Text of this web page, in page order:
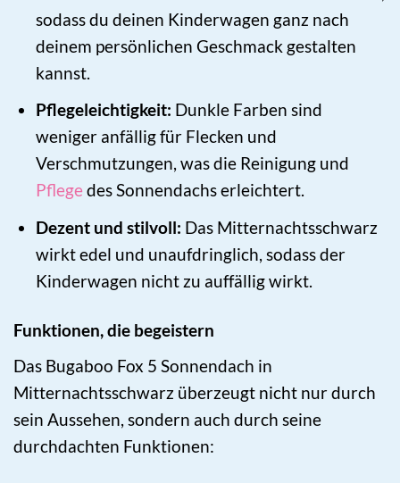
sodass du deinen Kinderwagen ganz nach
deinem persönlichen Geschmack gestalten
kannst.
Pflegeleichtigkeit: Dunkle Farben sind
weniger anfällig für Flecken und
Verschmutzungen, was die Reinigung und
Pflege des Sonnendachs erleichtert.
Dezent und stilvoll: Das Mitternachtsschwarz
wirkt edel und unaufdringlich, sodass der
Kinderwagen nicht zu auffällig wirkt.
Funktionen, die begeistern
Das Bugaboo Fox 5 Sonnendach in
Mitternachtsschwarz überzeugt nicht nur durch
sein Aussehen, sondern auch durch seine
durchdachten Funktionen: